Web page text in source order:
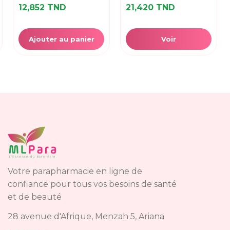
12,852 TND
Ajouter au panier
21,420 TND
Voir
Votre parapharmacie en ligne de
confiance pour tous vos besoins de santé
et de beauté
28 avenue d'Afrique, Menzah 5, Ariana